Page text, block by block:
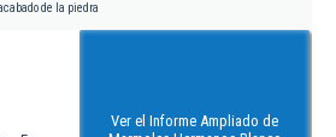
de la piedra
Ver el Informe Ampliado de